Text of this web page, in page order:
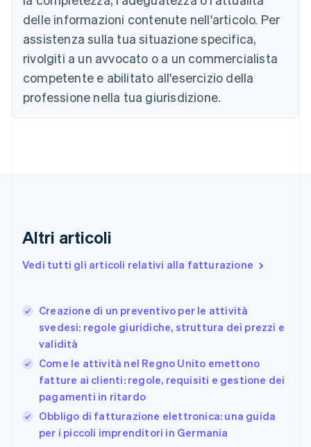
delle informazioni contenute nell'articolo. Per
assistenza sulla tua situazione specifica,
rivolgiti a un avvocato o a un commercialista
competente e abilitato all'esercizio della
professione nella tua giurisdizione.
Altri articoli
Vedi tutti gli articoli relativi alla fatturazione
Creazione di un preventivo per le attività
svedesi: regole giuridiche, struttura dei prezzi e
validità
Come le attività nel Regno Unito emettono
fatture ai clienti: regole, requisiti e gestione dei
pagamenti in ritardo
Obbligo di fatturazione elettronica: una guida
per i piccoli imprenditori in Germania
PortuguêsEnglish
Bulgaria
Canada
EnglishFrançais
Cina continentale
简体中文English
Cipro
Finlandia
Francia
DeutschEnglish
Giappone
日本語English
English
Grecia
English
India
English
Irlanda